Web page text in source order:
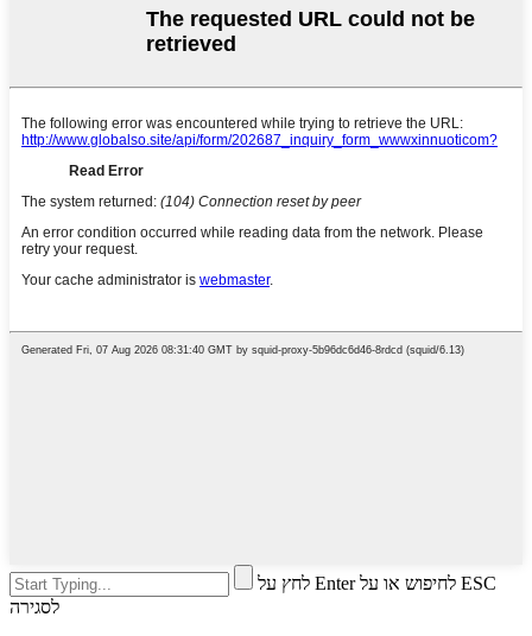
לחץ על Enter לחיפוש או על ESC
לסגירה